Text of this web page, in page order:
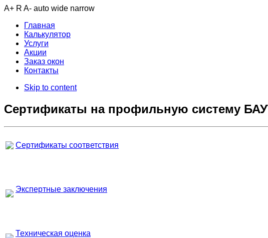
A+ R A- auto wide narrow
Главная
Калькулятор
Услуги
Акции
Заказ окон
Контакты
Skip to content
Cертификаты на профильную систему
Сертификаты соответствия
Экспертные заключения
Техническая оценка